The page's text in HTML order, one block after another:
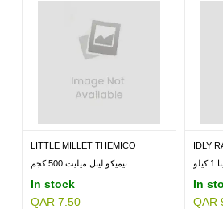
LITTLE MILLET THEMICO
500GM ثيميكو ليتل ميليت 500 كجم
In stock
QAR 7.50
IDLY
In
QAR